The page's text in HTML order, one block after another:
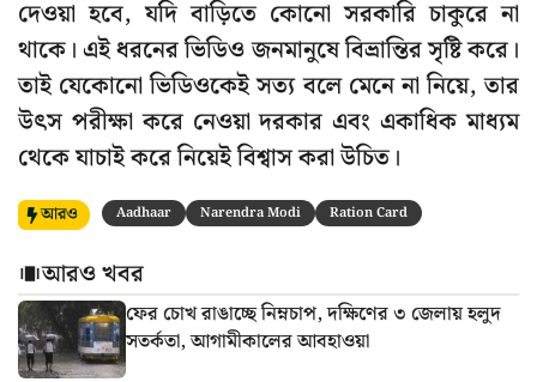
দেওয়া হবে, যদি বাড়িতে কোনো সরকারি চাকুরে না
থাকে। এই ধরনের ভিডিও জনমানুষে বিভ্রান্তির সৃষ্টি করে।
তাই যেকোনো ভিডিওকেই সত্য বলে মেনে না নিয়ে, তার
উৎস পরীক্ষা করে নেওয়া দরকার এবং একাধিক মাধ্যম
থেকে যাচাই করে নিয়েই বিশ্বাস করা উচিত।
আরও Aadhaar Narendra Modi Ration Card
আরও খবর
ফের চোখ রাঙাচ্ছে নিম্নচাপ, দক্ষিণের ৩ জেলায় হলুদ
সতর্কতা, আগামীকালের আবহাওয়া